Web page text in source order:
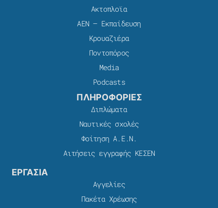
Ακτοπλοϊα
ΑΕΝ – Εκπαίδευση
Κρουαζιέρα
Ποντοπόρος
Media
Podcasts
ΠΛΗΡΟΦΟΡΙΕΣ
Διπλώματα
Ναυτικές σχολές
Φοίτηση Α.Ε.Ν.
Αιτήσεις εγγραφής ΚΕΣΕΝ
ΕΡΓΑΣΙΑ
Αγγελίες
Πακέτα Χρέωσης​